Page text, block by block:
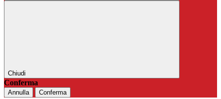
Chiudi
Conferma
Annulla Conferma